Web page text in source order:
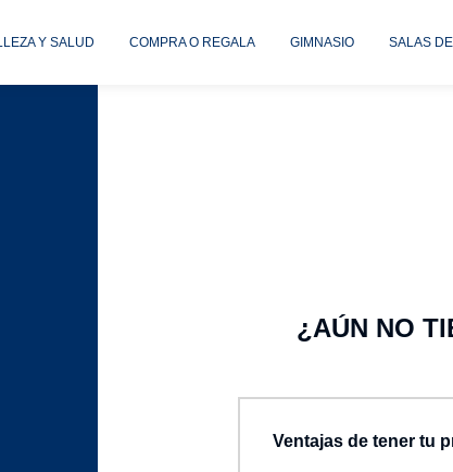
Y SALUD COMPRA O REGALA GIMNASIO SALAS
¿AÚN NO
Ventajas de tener tu